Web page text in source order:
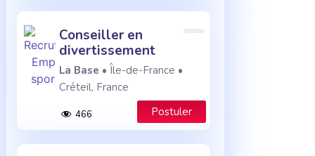
conseiller en
divertissement
La Base • Île-de-France •
Créteil, France
466 Postuler